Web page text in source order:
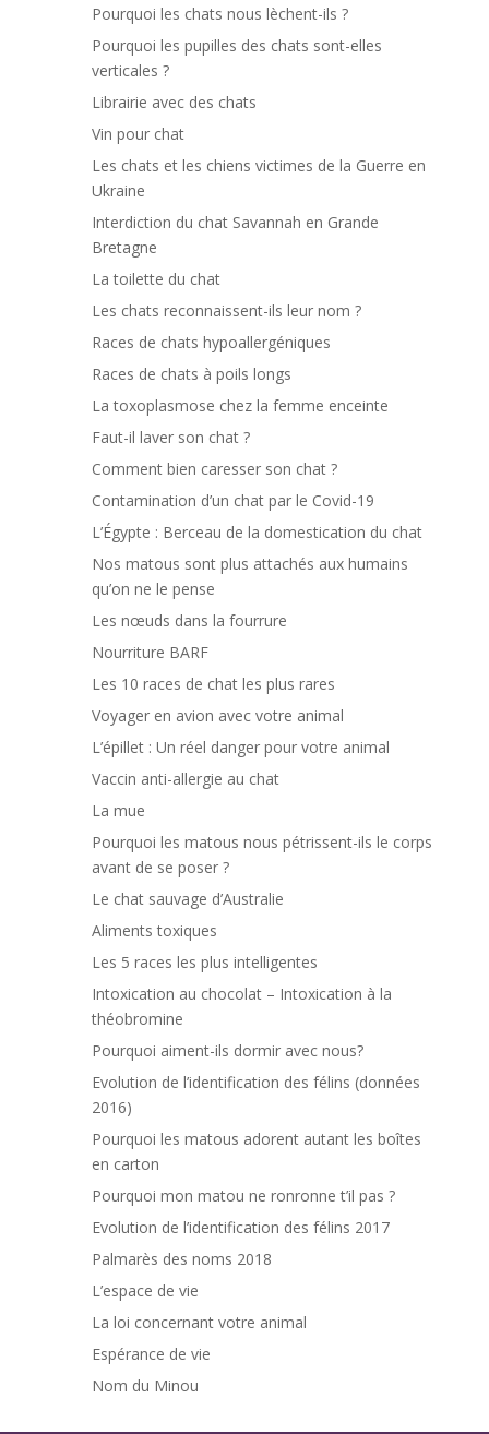
Pourquoi les chats nous lèchent-ils ?
Pourquoi les pupilles des chats sont-elles
verticales ?
Librairie avec des chats
Vin pour chat
Les chats et les chiens victimes de la Guerre en
Ukraine
Interdiction du chat Savannah en Grande
Bretagne
La toilette du chat
Les chats reconnaissent-ils leur nom ?
Races de chats hypoallergéniques
Races de chats à poils longs
La toxoplasmose chez la femme enceinte
Faut-il laver son chat ?
Comment bien caresser son chat ?
Contamination d’un chat par le Covid-19
L’Égypte : Berceau de la domestication du chat
Nos matous sont plus attachés aux humains
qu’on ne le pense
Les nœuds dans la fourrure
Nourriture BARF
Les 10 races de chat les plus rares
Voyager en avion avec votre animal
L’épillet : Un réel danger pour votre animal
Vaccin anti-allergie au chat
La mue
Pourquoi les matous nous pétrissent-ils le corps
avant de se poser ?
Le chat sauvage d’Australie
Aliments toxiques
Les 5 races les plus intelligentes
Intoxication au chocolat – Intoxication à la
théobromine
Pourquoi aiment-ils dormir avec nous?
Evolution de l’identification des félins (données
2016)
Pourquoi les matous adorent autant les boîtes
en carton
Pourquoi mon matou ne ronronne t’il pas ?
Evolution de l’identification des félins 2017
Palmarès des noms 2018
L’espace de vie
La loi concernant votre animal
Espérance de vie
Nom du Minou